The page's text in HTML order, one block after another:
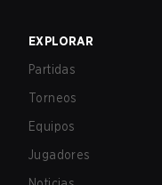
EXPLORAR
Partidas
Torneos
Equipos
Jugadores